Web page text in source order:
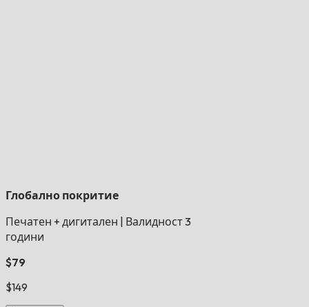
Глобално покритие
Печатен + дигитален
Валидност 3
години
$79
$149